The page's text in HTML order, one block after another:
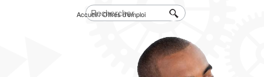
Accueil / Offres d'emploi